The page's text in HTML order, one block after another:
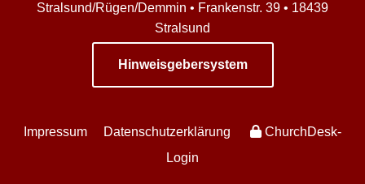
Stralsund/Rügen/Demmin • Frankenstr. 39 • 18439
Stralsund
Hinweisgebersystem
Impressum Datenschutzerklärung
ChurchDesk-
Login